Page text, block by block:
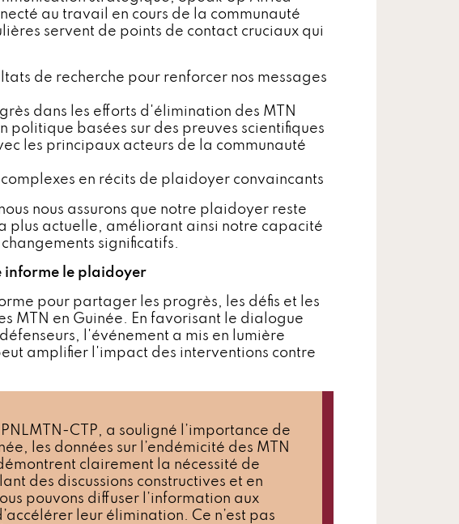
au travail en cours de la communauté
servent de points de contact cruciaux qui
de recherche pour renforcer nos messages
dans les efforts d'élimination des MTN
politique basées sur des preuves scientifiques
les principaux acteurs de la communauté
en récits de plaidoyer convaincants
nous assurons que notre plaidoyer reste
plus actuelle, améliorant ainsi notre capacité
significatifs.
informe le plaidoyer
pour partager les progrès, les défis et les
MTN en Guinée. En favorisant le dialogue
l'événement a mis en lumière
amplifier l'impact des interventions contre
CTP, a souligné l’importance de
les données sur l’endémicité des MTN
clairement la nécessité de
des discussions constructives et en
pouvons diffuser l’information aux
leur élimination. Ce n’est pas